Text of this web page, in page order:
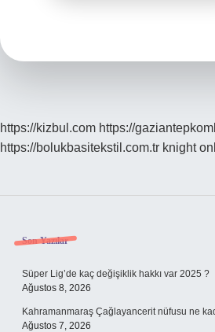
https://kizbul.com https://
https://bolukbasitekstil.com.tr knight
Sidebar
Son Yazılar
Süper Lig’de kaç değişiklik hakkı var 2025 ?
Ağustos 8, 2026
Kahramanmaraş Çağlayancerit nüfusu ne
Ağustos 7, 2026